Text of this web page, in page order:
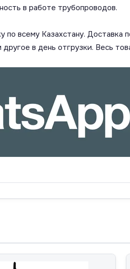
в работе трубопроводов.
всему Казахстану.
в день отгрузки. Весь